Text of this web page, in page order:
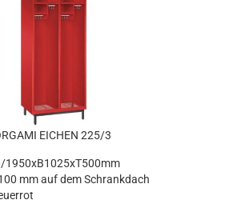
EI­CHEN 225/3
1950xB1025xT500mm
mm auf dem Schrank­dach